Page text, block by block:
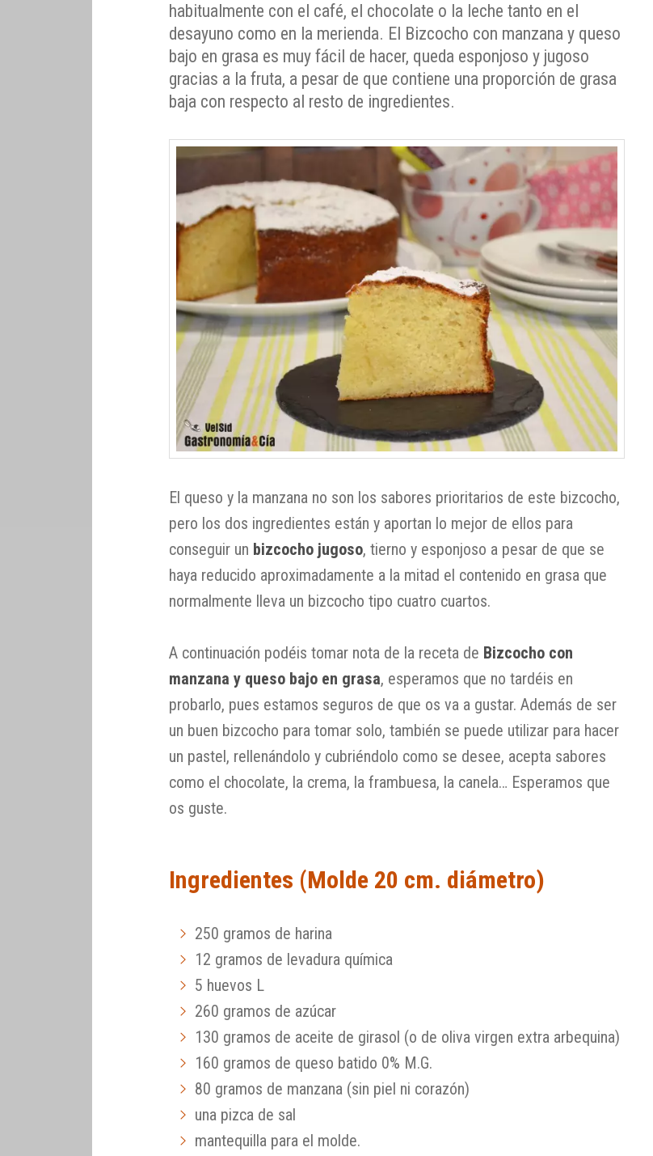
habitualmente con el café, el chocolate o la leche tanto en el
desayuno como en la merienda. El Bizcocho con manzana y queso
bajo en grasa es muy fácil de hacer, queda esponjoso y jugoso
gracias a la fruta, a pesar de que contiene una proporción de grasa
baja con respecto al resto de ingredientes.
El queso y la manzana no son los sabores prioritarios de este bizcocho,
pero los dos ingredientes están y aportan lo mejor de ellos para
conseguir un bizcocho jugoso, tierno y esponjoso a pesar de que se
haya reducido aproximadamente a la mitad el contenido en grasa que
normalmente lleva un bizcocho tipo cuatro cuartos.
A continuación podéis tomar nota de la receta de Bizcocho con
manzana y queso bajo en grasa, esperamos que no tardéis en
probarlo, pues estamos seguros de que os va a gustar. Además de ser
un buen bizcocho para tomar solo, también se puede utilizar para hacer
un pastel, rellenándolo y cubriéndolo como se desee, acepta sabores
como el chocolate, la crema, la frambuesa, la canela… Esperamos que
os guste.
Ingredientes (Molde 20 cm. diámetro)
250 gramos de harina
12 gramos de levadura química
5 huevos L
260 gramos de azúcar
130 gramos de aceite de girasol (o de oliva virgen extra arbequina)
160 gramos de queso batido 0% M.G.
80 gramos de manzana (sin piel ni corazón)
una pizca de sal
mantequilla para el molde.